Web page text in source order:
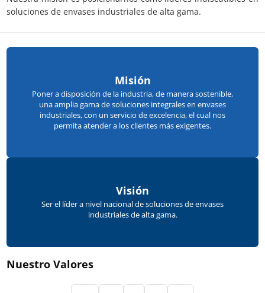
soluciones de envases industriales de alta gama.
Misión
Poner a disposición de la industria, de manera sostenible,
una amplia gama de soluciones integrales en envases
industriales, con un servicio de excelencia, el cual nos
permita atender a los clientes más exigentes.
Visión
Ser el líder a nivel nacional de soluciones de envases
industriales de alta gama.
Nuestro Valores